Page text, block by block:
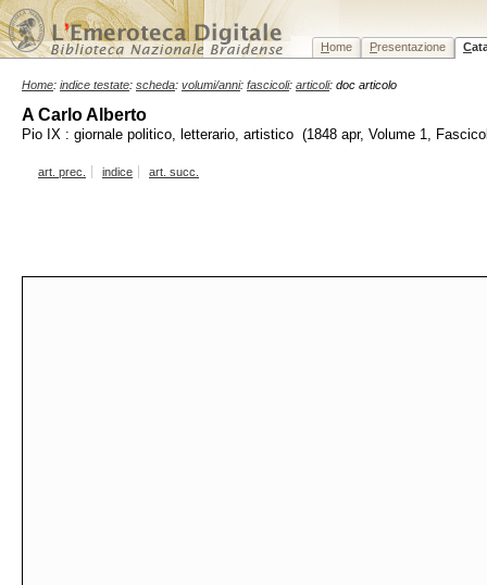
Home Presentazione C
Home: indice testate: scheda: volumi/anni: fascicoli: articoli: doc articolo
A Carlo Alberto
Pio IX : giornale politico, letterario, artistico (1848 apr, Volume 1,
art. prec. indice art. succ.